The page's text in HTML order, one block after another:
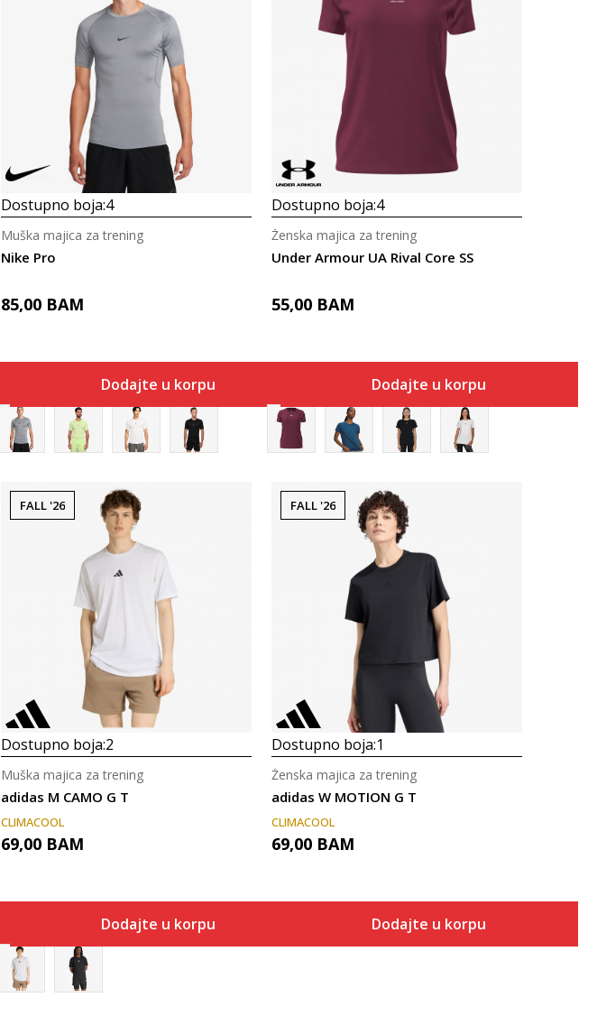
Uporedi
Dostupno boja:4
Nike Pro
Muška majica za trening
85,00 BAM
Dodajte u korpu
Dostupno boja:4
Under Armour UA Rival Core SS
Ženska majica za trening
55,00 BAM
Dodajte u korpu
Uporedi
FALL '26
Dostupno boja:2
adidas M CAMO G T
Muška majica za trening
CLIMACOOL
69,00 BAM
Dodajte u korpu
Uporedi
FALL '26
Dostupno boja:1
adidas W MOTION G T
Ženska majica za trening
CLIMACOOL
69,00 BAM
Dodajte u korpu